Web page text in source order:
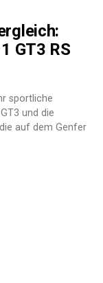
GT3 RS
sportliche
und die
auf dem Genfer